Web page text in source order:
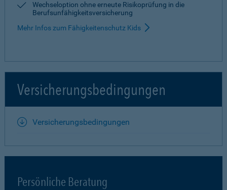
Wechseloption ohne erneute Risiko­prüfung in die
Berufsunfähigkeitsversicherung
Mehr Infos zum Fähigkeitenschutz Kids
Versicherungsbedingungen
Versicherungsbedingungen
Persönliche Beratung